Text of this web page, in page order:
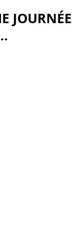
JOURNÉE